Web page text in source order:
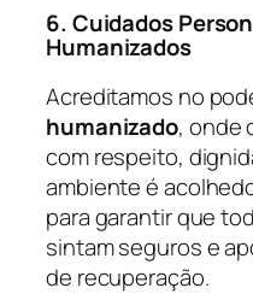
6. Cuidados
Humanizados
Acreditamos no
humanizado, onde
com respeito,
ambiente é
para garantir que
sintam seguros e
de recuperação.